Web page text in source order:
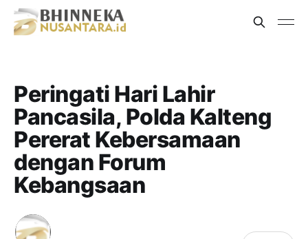
Peringati Hari Lahir
Pancasila, Polda Kalteng
Pererat Kebersamaan
dengan Forum
Kebangsaan